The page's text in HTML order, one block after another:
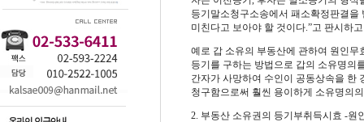
등기말소청구소송에서 패소확정판결
미친다고 보아야 할 것이다.”고 판시하
예로 갑 소유의 부동산에 관하여 원인
등기를 구하는 방법으로 갑의 소유명의
간자가 사망하여 수인이 공동상속을 한
청구함으로써 훨씬 용이하게 소유명의
2. 부동산 소유권의 등기부취득시효 -원